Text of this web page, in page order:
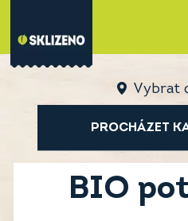
Vybrat
PROCHÁZET
BIO